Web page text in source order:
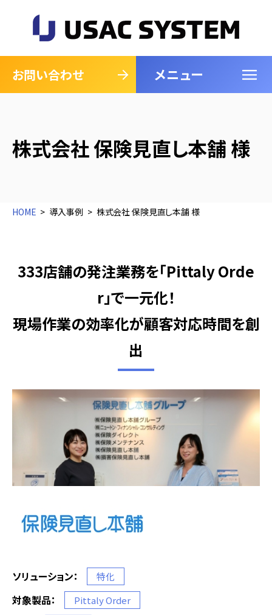
お問い合わせ メニュー
閉じる
株式会社 保険見直し本舗 様
HOME 導入事例 株式会社 保険見直し本舗 様
333店舗の発注業務を「Pittaly Orde
r」で一元化！
現場作業の効率化が顧客対応時間を創
出
ソリューション： 特化
対象製品： Pittaly Order